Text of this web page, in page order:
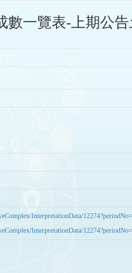
一覽表-上期公
InterpretationData/
InterpretationData/